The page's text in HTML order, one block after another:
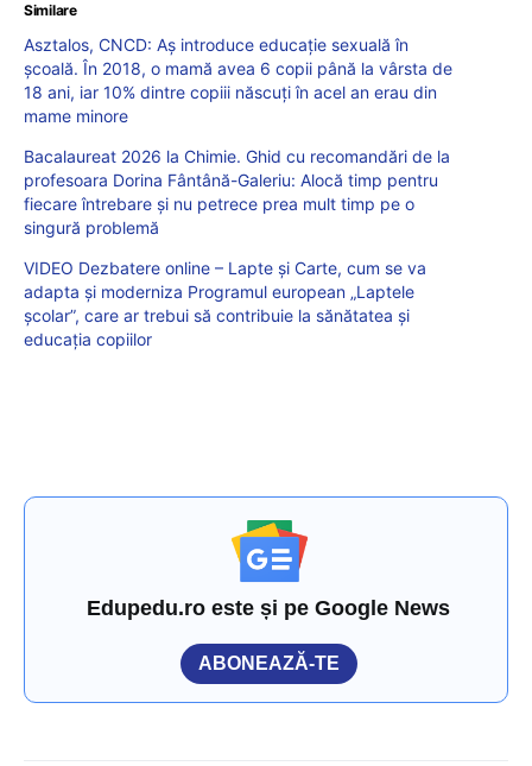
Similare
Asztalos, CNCD: Aș introduce educație sexuală în
școală. În 2018, o mamă avea 6 copii până la vârsta de
18 ani, iar 10% dintre copiii născuți în acel an erau din
mame minore
Bacalaureat 2026 la Chimie. Ghid cu recomandări de la
profesoara Dorina Fântână-Galeriu: Alocă timp pentru
fiecare întrebare și nu petrece prea mult timp pe o
singură problemă
VIDEO Dezbatere online – Lapte și Carte, cum se va
adapta și moderniza Programul european „Laptele
școlar”, care ar trebui să contribuie la sănătatea și
educația copiilor
Edupedu.ro este și pe Google News
ABONEAZĂ-TE